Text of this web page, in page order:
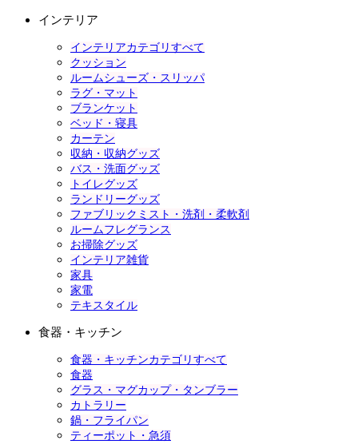
インテリア
インテリアカテゴリすべて
クッション
ルームシューズ・スリッパ
ラグ・マット
ブランケット
ベッド・寝具
カーテン
収納・収納グッズ
バス・洗面グッズ
トイレグッズ
ランドリーグッズ
ファブリックミスト・洗剤・柔軟剤
ルームフレグランス
お掃除グッズ
インテリア雑貨
家具
家電
テキスタイル
食器・キッチン
食器・キッチンカテゴリすべて
食器
グラス・マグカップ・タンブラー
カトラリー
鍋・フライパン
ティーポット・急須